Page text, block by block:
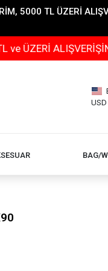
5000 TL ÜZERİ
BAG/